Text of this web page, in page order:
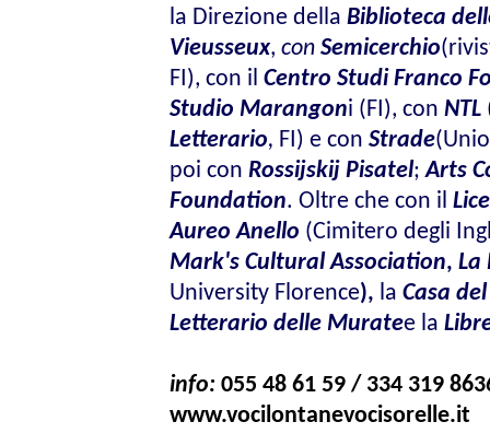
la Direzione della Biblioteca
Vieusseux, con Semicerchio
FI), con il Centro Studi Franco
Studio Marangoni (FI), con NTL
Letterario, FI) e con Strade
poi con Rossijskij Pisatel;Arts
Foundation. Oltre che con il
Aureo Anello (Cimitero degli
Mark's Cultural Association, La
University Florence), la Casa
Letterario delle Muratee la
info: 055 48 61 59 / 334 319
www.vocilontanevocisorelle.it